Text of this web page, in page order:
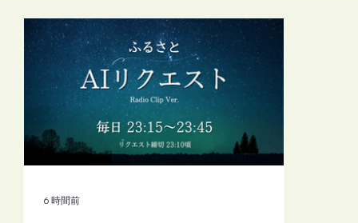
【FM-YRC】魔女michの隠れ家から
6 時間前